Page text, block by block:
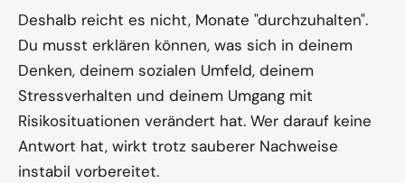
Deshalb reicht es nicht, Monate "durchzuhalten".
Du musst erklären können, was sich in deinem
Denken, deinem sozialen Umfeld, deinem
Stressverhalten und deinem Umgang mit
Risikosituationen verändert hat. Wer darauf keine
Antwort hat, wirkt trotz sauberer Nachweise
instabil vorbereitet.